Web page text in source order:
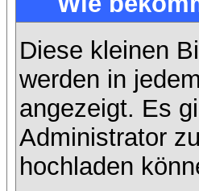
Diese kleinen
werden in
angezeigt. Es
Administrator
hochladen